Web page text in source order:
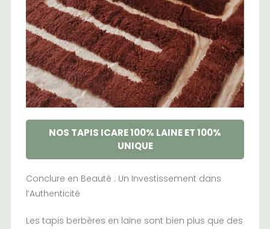
NOS TAPIS ICARE 100% LAINE ET 100%
UNIQUE
Conclure en Beauté : Un Investissement dans
l’Authenticité
Les tapis berbères en laine sont bien plus que des